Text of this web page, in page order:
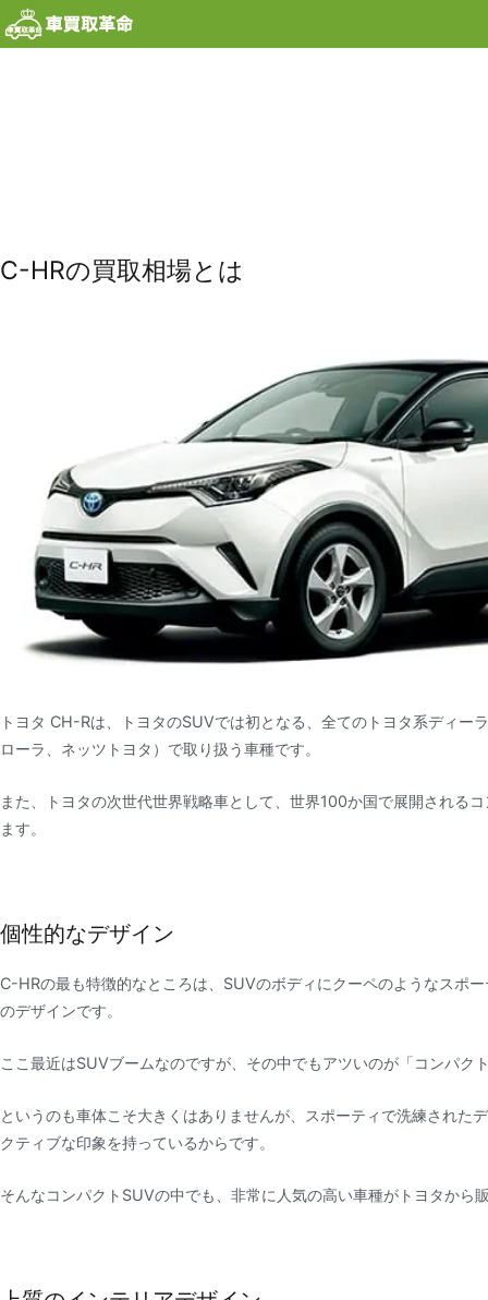
C-HRの買取相場とは
トヨタ CH-Rは、トヨタのSUVでは初となる、全てのトヨタ系ディー
ローラ、ネッツトヨタ）で取り扱う車種です。
また、トヨタの次世代世界戦略車として、世界100か国で展開される
ます。
個性的なデザイン
C-HRの最も特徴的なところは、SUVのボディにクーペのようなスポ
のデザインです。
ここ最近はSUVブームなのですが、その中でもアツいのが「コンパク
というのも車体こそ大きくはありませんが、スポーティで洗練された
クティブな印象を持っているからです。
そんなコンパクトSUVの中でも、非常に人気の高い車種がトヨタから